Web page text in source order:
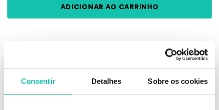
Consentir Detalhes Sobre os cookies